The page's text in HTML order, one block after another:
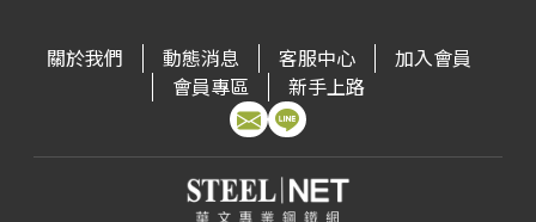
關於我們 動態消息 客服中心
加入會員
會員專區
新手上路